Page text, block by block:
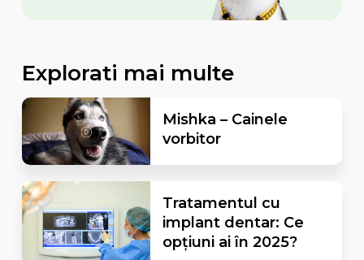
Explorati mai multe
Mishka – Cainele
vorbitor
Tratamentul cu
implant dentar: Ce
opțiuni ai în 2025?